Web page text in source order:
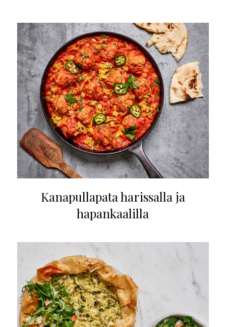
Kanapullapata harissalla ja
hapankaalilla